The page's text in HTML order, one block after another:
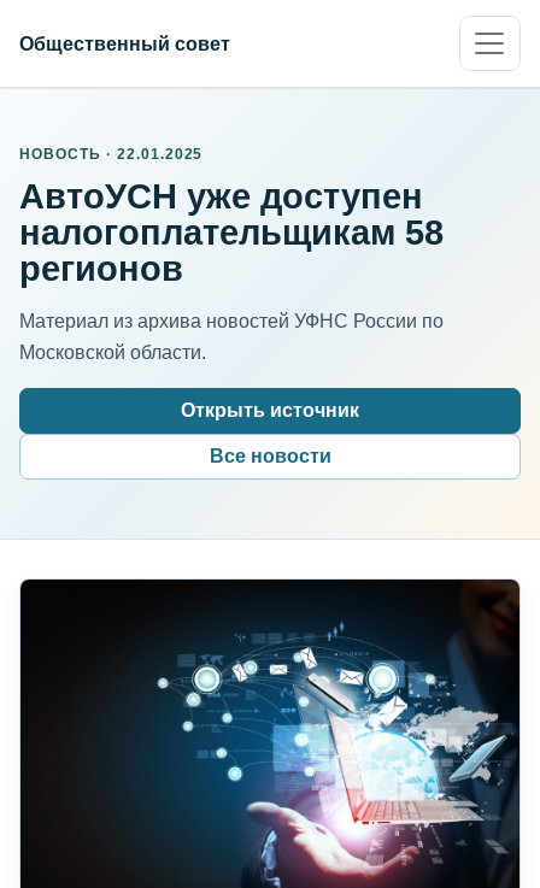
Общественный совет
НОВОСТЬ · 22.01.2025
АвтоУСН уже доступен
налогоплательщикам 58
регионов
Материал из архива новостей УФНС России по
Московской области.
Открыть источник
Все новости